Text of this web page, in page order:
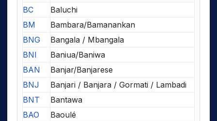
BC
Baluchi
BM
Bambara/Bamanankan
BNG
Bangala / Mbangala
BNI
Baniua/Baniwa
BAN
Banjar/Banjarese
BNJ
Banjari / Banjara / Gormati / Lambadi
BNT
Bantawa
BAO
Baoulé